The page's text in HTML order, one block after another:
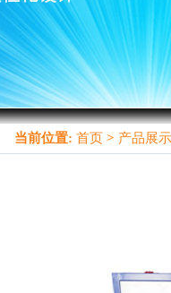
当前位置: 首页 > 产品展示